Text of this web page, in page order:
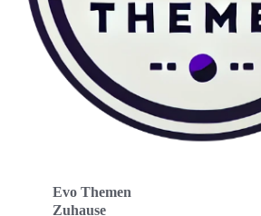
Evo Themen
Zuhause